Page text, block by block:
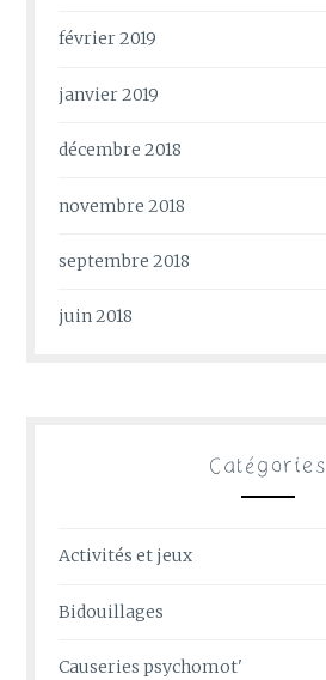
février 2019
janvier 2019
décembre 2018
novembre 2018
septembre 2018
juin 2018
Catégories
Activités et jeux
Bidouillages
Causeries psychomot'